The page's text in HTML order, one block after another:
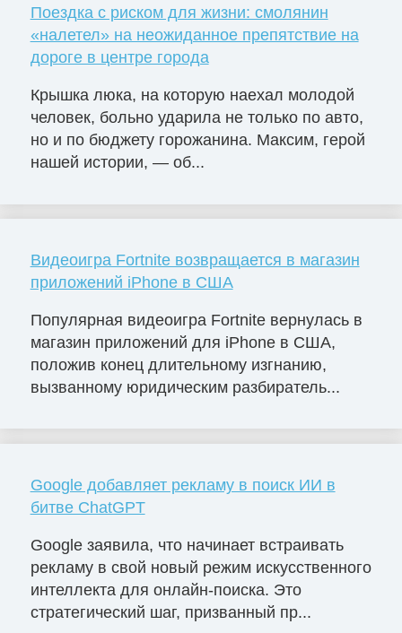
Поездка с риском для жизни: смолянин
«налетел» на неожиданное препятствие на
дороге в центре города
Крышка люка, на которую наехал молодой
человек, больно ударила не только по авто,
но и по бюджету горожанина. Максим, герой
нашей истории, — об...
Видеоигра Fortnite возвращается в магазин
приложений iPhone в США
Популярная видеоигра Fortnite вернулась в
магазин приложений для iPhone в США,
положив конец длительному изгнанию,
вызванному юридическим разбиратель...
Google добавляет рекламу в поиск ИИ в
битве ChatGPT
Google заявила, что начинает встраивать
рекламу в свой новый режим искусственного
интеллекта для онлайн-поиска. Это
стратегический шаг, призванный пр...